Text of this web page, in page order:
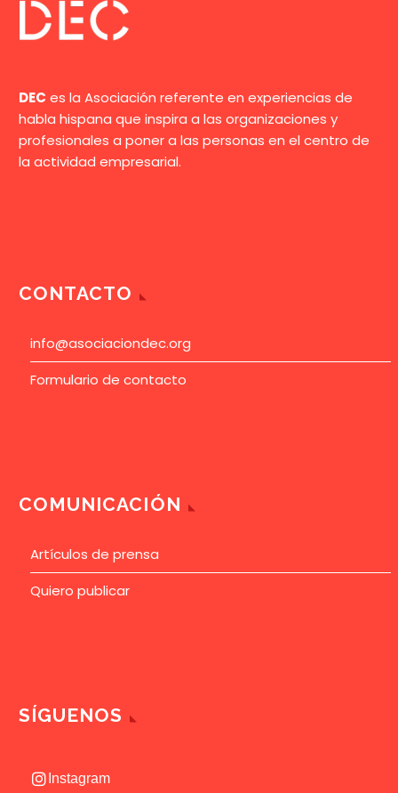
DEC es la Asociación referente en experiencias de
habla hispana que inspira a las organizaciones y
profesionales a poner a las personas en el centro de
la actividad empresarial.
CONTACTO
info@asociaciondec.org
Formulario de contacto
COMUNICACIÓN
Artículos de prensa
Quiero publicar
SÍGUENOS
Instagram